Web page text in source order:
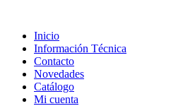
contenido
Inicio
Información Técnica
Contacto
Novedades
Catálogo
Mi cuenta